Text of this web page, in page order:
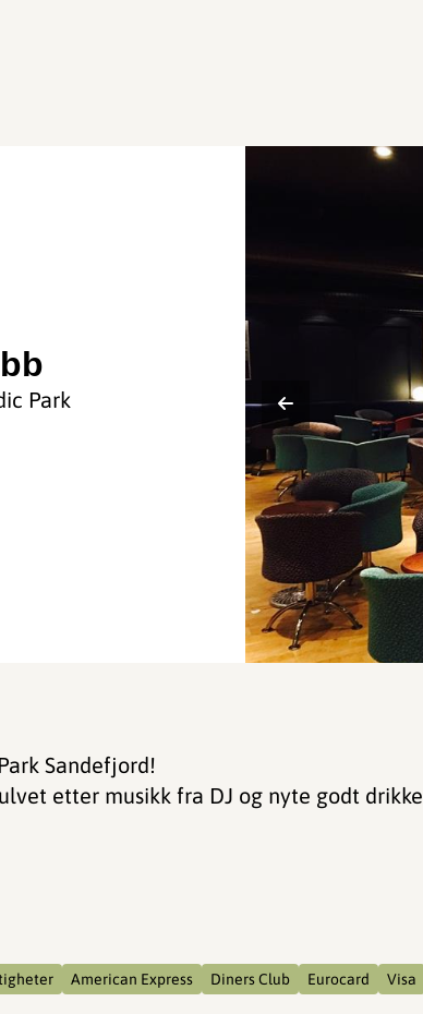
Park
Sandefjord!
etter musikk fra DJ og nyte godt drikke
American Express Diners Club Eurocard Visa